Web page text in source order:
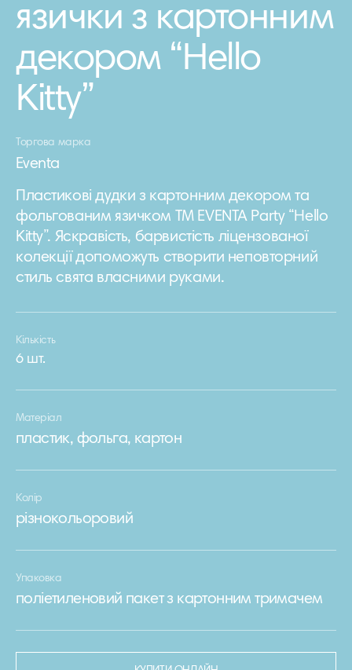
язички з картонним
декором “Hello
Kitty”
Торгова марка
Eventa
Пластикові дудки з картонним декором та
фольгованим язичком TM EVENTA Party “Hello
Kitty”. Яскравість, барвистість ліцензованої
колекції допоможуть створити неповторний
стиль свята власними руками.
Кількість
6 шт.
Матеріал
пластик, фольга, картон
Колір
різнокольоровий
Упаковка
поліетиленовий пакет з картонним тримачем